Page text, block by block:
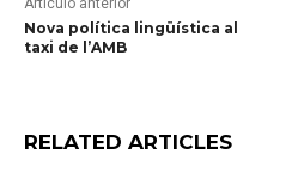
Artículo anterior
Nova política lingüística al
taxi de l’AMB
RELATED ARTICLES